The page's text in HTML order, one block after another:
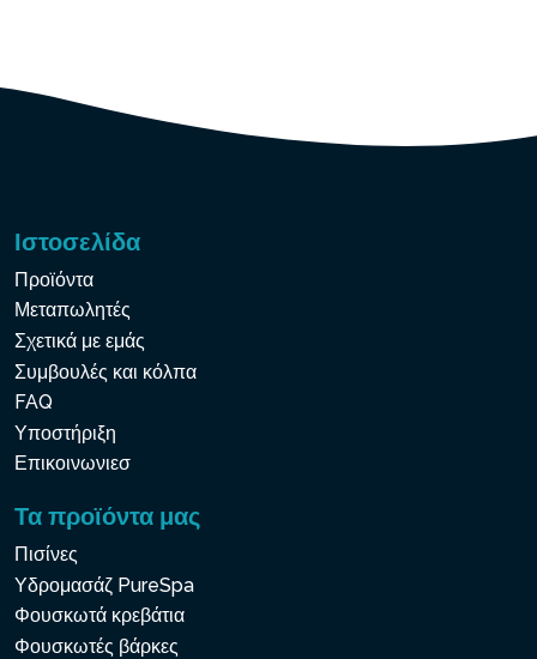
Ιστοσελίδα
Προϊόντα
Μεταπωλητές
Σχετικά με εμάς
Συμβουλές και κόλπα
FAQ
Υποστήριξη
Επικοινωνιεσ
Τα προϊόντα μας
Πισίνες
Υδρομασάζ PureSpa
Φουσκωτά κρεβάτια
Φουσκωτές βάρκες